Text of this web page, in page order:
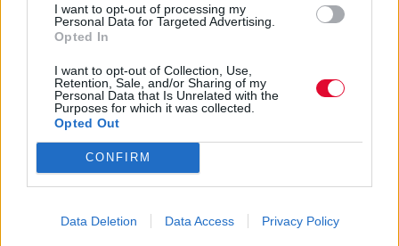
I want to opt-out of processing my
Personal Data for Targeted Advertising.
Opted In
I want to opt-out of Collection, Use,
Retention, Sale, and/or Sharing of my
Personal Data that Is Unrelated with the
Purposes for which it was collected.
Opted Out
CONFIRM
Data Deletion Data Access Privacy Policy
«Μενδώνη παραιτήσου»:
Ξεπέρασαν τις 1.380 οι
υπογραφές των καλλιτεχνών
«Από λυπηρές έως εχθρικές» οι υπογραφές
των 56 ανθρώπων «της τέχνης και των
γραμμάτων» που στήριξαν...
03.03.2021